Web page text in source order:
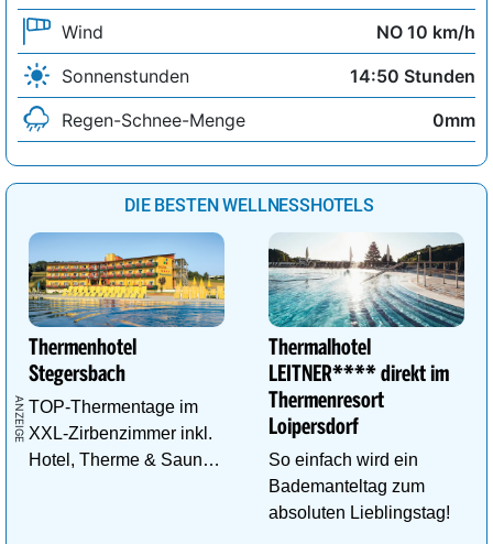
Wind
NO 10 km/h
Sonnenstunden
14:50 Stunden
Regen-Schnee-Menge
0mm
DIE BESTEN WELLNESSHOTELS
Thermenhotel
Stegersbach
TOP-Thermentage im
XXL-Zirbenzimmer inkl.
Hotel, Therme & Sauna
Thermalhotel
LEITNER**** direkt im
Thermenresort
Loipersdorf
So einfach wird ein
Bademanteltag zum
absoluten Lieblingstag!